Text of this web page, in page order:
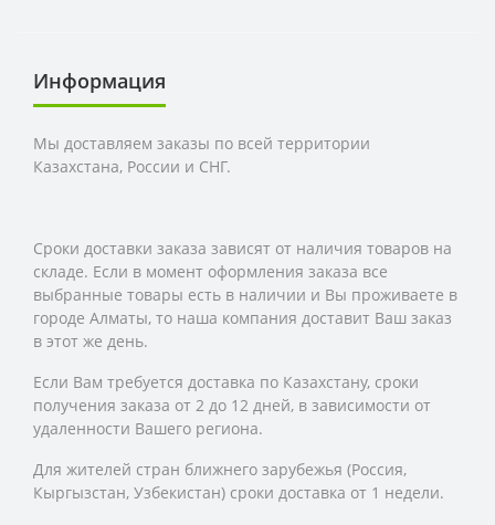
Информация
Мы доставляем заказы по всей территории
Казахстана, России и СНГ.
Сроки доставки заказа зависят от наличия товаров на
складе. Если в момент оформления заказа все
выбранные товары есть в наличии и Вы проживаете в
городе Алматы, то наша компания доставит Ваш заказ
в этот же день.
Если Вам требуется доставка по Казахстану, сроки
получения заказа от 2 до 12 дней, в зависимости от
удаленности Вашего региона.
Для жителей стран ближнего зарубежья (Россия,
Кыргызстан, Узбекистан) сроки доставка от 1 недели.